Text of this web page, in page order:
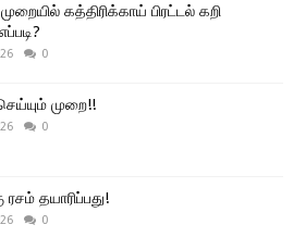
கத்திரிக்காய் பிரட்டல் கறி
0
முறை!!
0
ரசம் தயாரிப்பது!
0